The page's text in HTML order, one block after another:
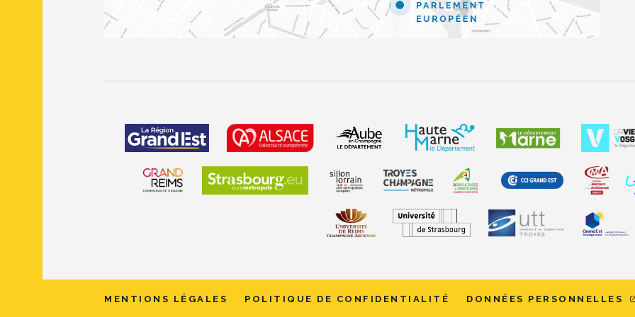
MENTIONS LÉGALES POLITIQUE DE CONFIDENTIALITÉ DONNÉES PERSONNELLES